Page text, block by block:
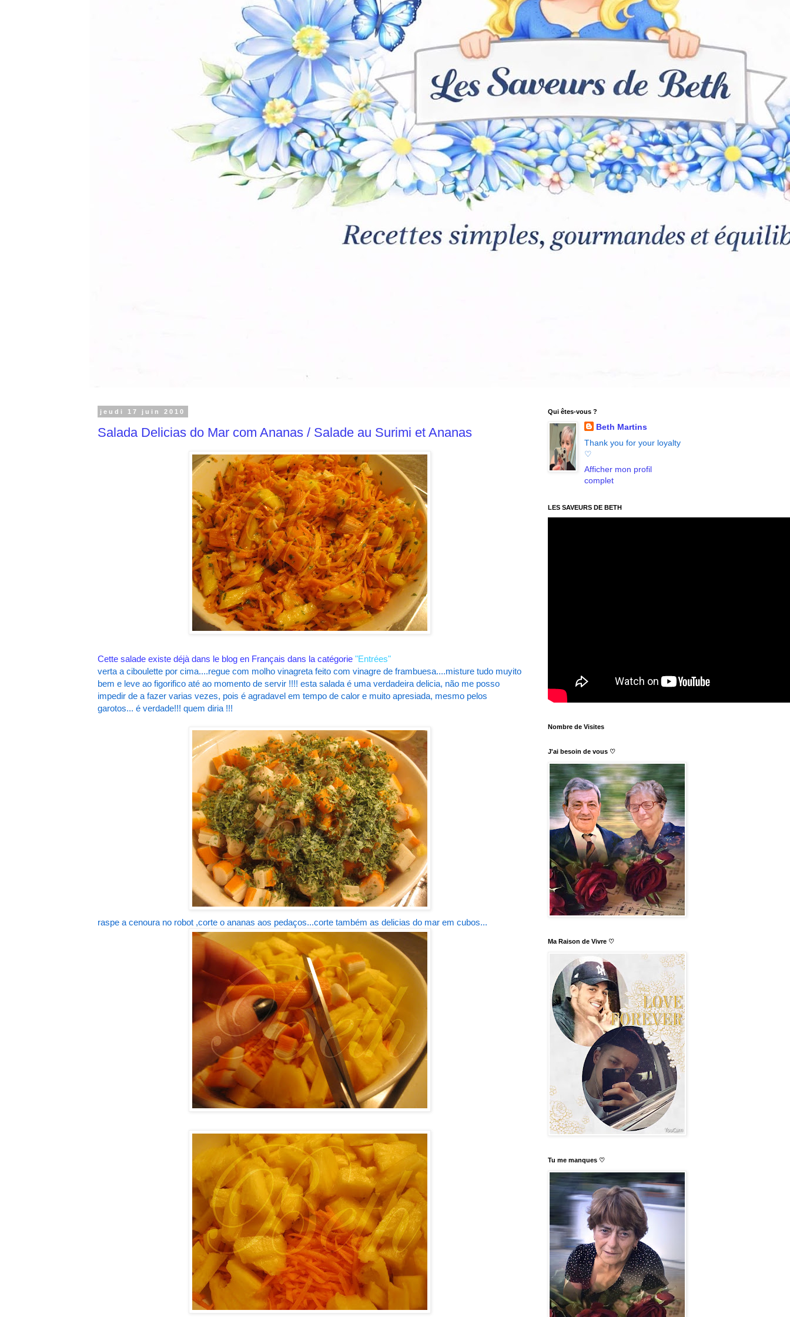
jeudi 17 juin 2010
Salada Delicias do Mar com Ananas / Salade au Surimi et Ananas
Cette salade existe déjà dans le blog en Français dans la catégorie "Entrées"
verta a ciboulette por cima....regue com molho vinagreta feito com vinagre de frambuesa....misture tudo muyito
bem e leve ao figorifico até ao momento de servir !!!! esta salada é uma verdadeira delicia, não me posso
impedir de a fazer varias vezes, pois é agradavel em tempo de calor e muito apresiada, mesmo pelos
garotos... é verdade!!! quem diria !!!
raspe a cenoura no robot ,corte o ananas aos pedaços...corte também as delicias do mar em cubos...
Qui êtes-vous ?
Beth Martins
Thank you for your loyalty
♡
Afficher mon profil
complet
LES SAVEURS DE BETH
Nombre de Visites
J'ai besoin de vous ♡
Ma Raison de Vivre ♡
Tu me manques ♡